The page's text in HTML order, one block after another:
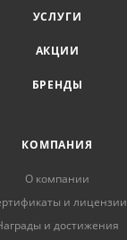
УСЛУГИ
АКЦИИ
БРЕНДЫ
КОМПАНИЯ
О компании
и лицензии
и достижения